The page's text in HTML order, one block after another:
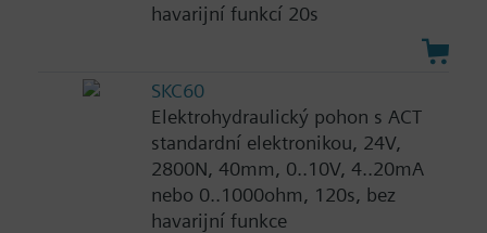
havarijní funkcí 20s
SKC60
Elektrohydraulický pohon s ACT
standardní elektronikou, 24V,
2800N, 40mm, 0..10V, 4..20mA
nebo 0..1000ohm, 120s, bez
havarijní funkce